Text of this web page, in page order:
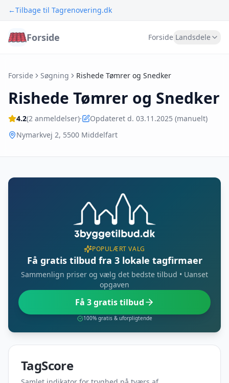
←Tilbage til Tagrenovering.dk
Forside Forside Landsdele
Forside Søgning Rishede Tømrer og Snedker
Rishede Tømrer og Snedker
4.2(2 anmeldelser)·
Opdateret d. 03.11.2025 (manuelt)
Nymarkvej 2, 5500 Middelfart
POPULÆRT VALG
Få gratis tilbud fra 3 lokale tagfirmaer
Sammenlign priser og vælg det bedste tilbud • Uanset
opgaven
Få 3 gratis tilbud
100% gratis & uforpligtende
TagScore